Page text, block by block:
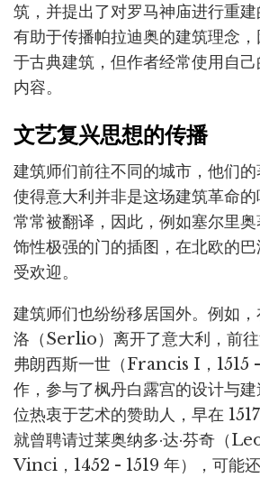
筑，并提出了对罗马神庙进行重
有助于传播帕拉迪奥的建筑理念
于古典建筑，但作者经常使用自
内容。
文艺复兴思想的传播
建筑师们前往不同的城市，他们的
使得意大利并非是这场建筑革命
常常被翻译，因此，例如塞尔里
饰性极强的门的插图，在北欧的
受欢迎。
建筑师们也纷纷移居国外。例如
洛（Serlio）离开了意大利，前
弗朗西斯一世（Francis I，1515
作，参与了枫丹白露宫的设计与
位热衷于艺术的赞助人，早在
就曾聘请过莱奥纳多·达·芬奇（
Vinci，1452 - 1519 年），可能